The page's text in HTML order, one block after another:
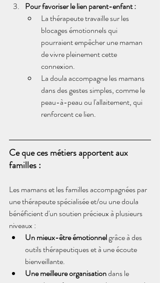
Pour favoriser le lien parent-enfant :
La thérapeute travaille sur les
blocages émotionnels qui
pourraient empêcher une maman
de vivre pleinement cette
connexion.
La doula accompagne les mamans
dans des gestes simples, comme le
peau-à-peau ou l'allaitement, qui
renforcent ce lien.
Ce que ces métiers apportent aux
familles :
Les mamans et les familles accompagnées par
une thérapeute spécialisée et/ou une doula
bénéficient d'un soutien précieux à plusieurs
niveaux :
Un mieux-être émotionnel grâce à des
outils thérapeutiques et à une écoute
bienveillante.
Une meilleure organisation dans le